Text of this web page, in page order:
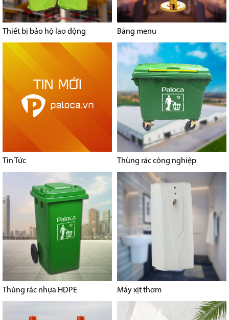
Thiết bị bảo hộ lao động Bảng menu
Tin Tức Thùng rác công nghiệp
Thùng rác nhựa HDPE Máy xịt thơm